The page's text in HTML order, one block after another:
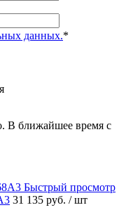
данных.*
В ближайшее время с
Быстрый просмотр
31 135 руб. / шт